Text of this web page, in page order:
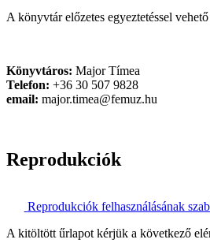
A könyvtár előzetes egyeztetéssel
Könyvtáros: Major Tímea
Telefon: +36 30 507 9828
email: major.timea@femuz.hu
Reprodukciók
Reprodukciók felhasználásának
A kitöltött űrlapot kérjük a következő